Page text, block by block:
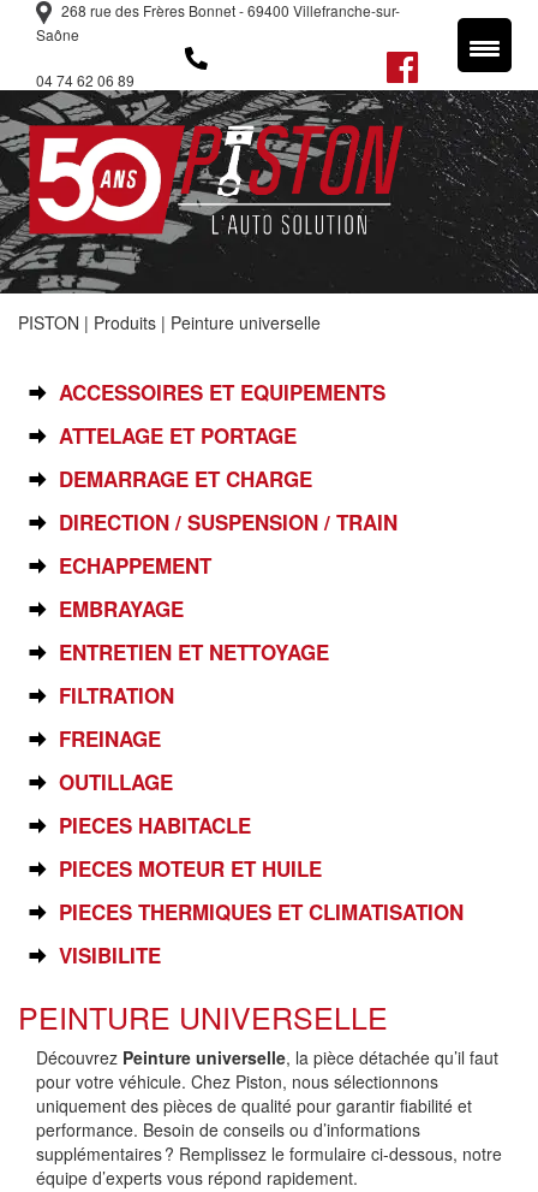
268 rue des Frères Bonnet - 69400 Villefranche-sur-
Saône
04 74 62 06 89
PISTON | Produits | Peinture universelle
ACCESSOIRES ET EQUIPEMENTS
ATTELAGE ET PORTAGE
DEMARRAGE ET CHARGE
DIRECTION / SUSPENSION / TRAIN
ECHAPPEMENT
EMBRAYAGE
ENTRETIEN ET NETTOYAGE
FILTRATION
FREINAGE
OUTILLAGE
PIECES HABITACLE
PIECES MOTEUR ET HUILE
PIECES THERMIQUES ET CLIMATISATION
VISIBILITE
PEINTURE UNIVERSELLE
Découvrez Peinture universelle, la pièce détachée qu’il faut
pour votre véhicule. Chez Piston, nous sélectionnons
uniquement des pièces de qualité pour garantir fiabilité et
performance. Besoin de conseils ou d’informations
supplémentaires ? Remplissez le formulaire ci-dessous, notre
équipe d’experts vous répond rapidement.